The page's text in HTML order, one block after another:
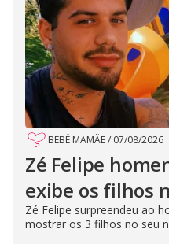
BEBÊ MAMÃE/ 07/08/2026
Zé Felipe
exibe os filhos
Zé Felipe surpreendeu ao
mostrar os 3 filhos no seu